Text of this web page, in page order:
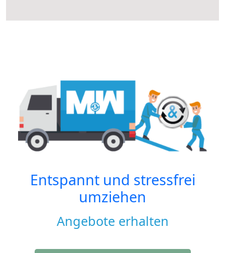
Entspannt und stressfrei
umziehen
Angebote erhalten